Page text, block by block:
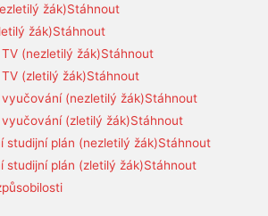
žák)Stáhnout
žák)Stáhnout
(nezletilý žák)Stáhnout
(zletilý žák)Stáhnout
(nezletilý žák)Stáhnout
(zletilý žák)Stáhnout
studijní plán (nezletilý žák)Stáhnout
studijní plán (zletilý žák)Stáhnout